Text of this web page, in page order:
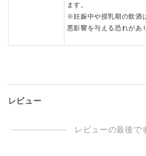
ます。
※妊娠中や授乳期の飲酒
悪影響を与える恐れがあ
レビュー
レビューの最後で